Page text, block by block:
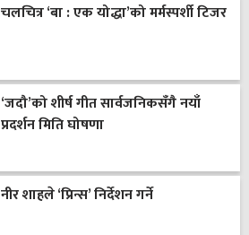
चलचित्र ‘बा : एक योद्धा’को मर्मस्पर्शी टिजर
‘जदौ’को शीर्ष गीत सार्वजनिकसँगै नयाँ
प्रदर्शन मिति घोषणा
नीर शाहले ‘प्रिन्स’ निर्देशन गर्ने